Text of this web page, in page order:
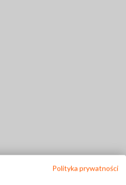
Polityka prywatności